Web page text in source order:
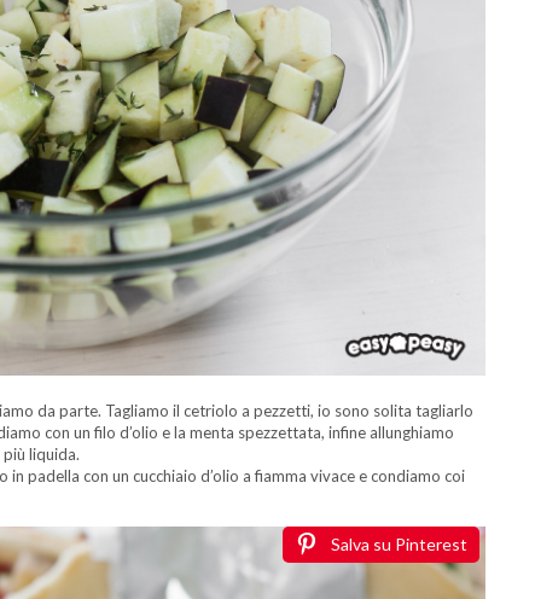
da parte. Tagliamo il cetriolo a pezzetti, io sono solita tagliarlo
con un filo d’olio e la menta spezzettata, infine allunghiamo
più liquida.
padella con un cucchiaio d’olio a fiamma vivace e condiamo coi
Salva su Pinterest